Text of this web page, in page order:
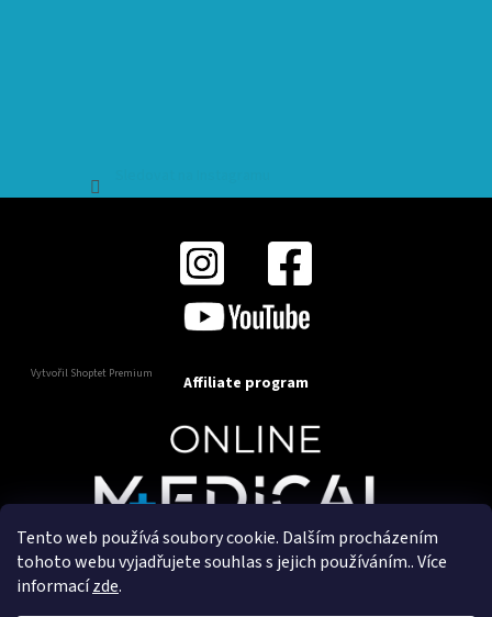
Tento web používá soubory cookie. Dalším procházením
tohoto webu vyjadřujete souhlas s jejich používáním.. Více
informacízde.
Vytvořil Shoptet Premium Affiliate program
Copyright 2025OnlineMedical.cz. Všechna práva
Vytvořil a marketingově zajišťuje